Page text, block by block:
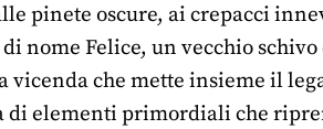
pinete oscure, ai crepacci
nome Felice, un vecchio
che mette insieme il
di elementi primordiali che